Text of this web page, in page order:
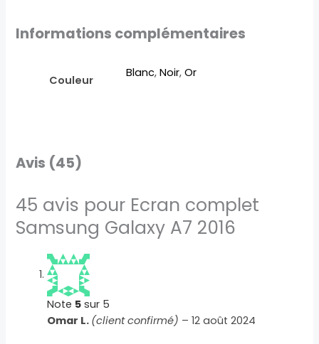
Informations complémentaires
Couleur
Blanc,Noir,Or
Avis (45)
45 avis pour Ecran complet
Samsung Galaxy A7 2016
Note 5 sur 5
Omar L. (client confirmé) – 12 août 2024